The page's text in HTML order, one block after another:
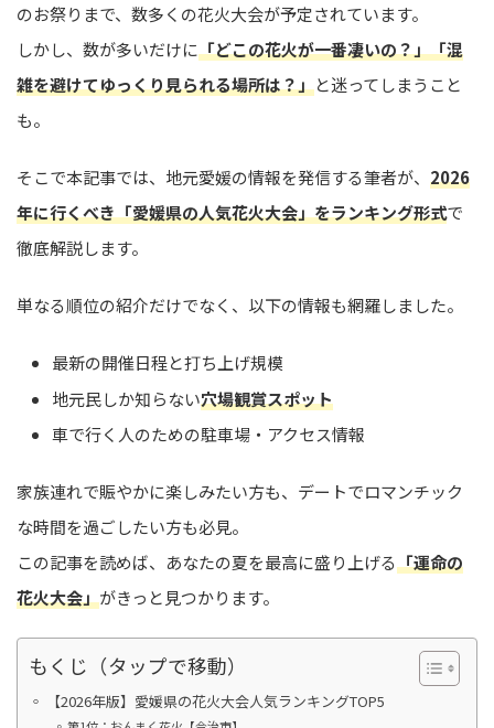
のお祭りまで、数多くの花火大会が予定されています。
しかし、数が多いだけに「どこの花火が一番凄いの？」「混
雑を避けてゆっくり見られる場所は？」と迷ってしまうこと
も。
そこで本記事では、地元愛媛の情報を発信する筆者が、 2026
年に行くべき「愛媛県の人気花火大会」をランキング形式で
徹底解説します。
単なる順位の紹介だけでなく、以下の情報も網羅しました。
最新の開催日程と打ち上げ規模
地元民しか知らない穴場観賞スポット
車で行く人のための駐車場・アクセス情報
家族連れで賑やかに楽しみたい方も、デートでロマンチック
な時間を過ごしたい方も必見。
この記事を読めば、あなたの夏を最高に盛り上げる「運命の
花火大会」がきっと見つかります。
もくじ（タップで移動）
【2026年版】愛媛県の花火大会人気ランキングTOP5